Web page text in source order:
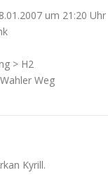
um 21:20 Uhr
> H2
Weg
Kyrill.